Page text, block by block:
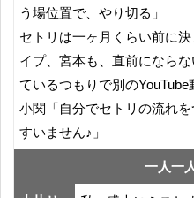
う場位置で、やり切る」
セトリは一ヶ月くらい前に
イプ、宮本も、直前になら
ているつもりで別のYouTube
小関「自分でセトリの流れを
すいません♪」
一人一